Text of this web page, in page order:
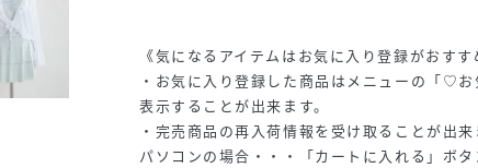
《気になるアイテムはお気に入り登録がおすす
・お気に入り登録した商品はメニューの「♡
表示することが出来ます。
・完売商品の再入荷情報を受け取ることが出来
パソコンの場合・・・「カートに入れる」ボ